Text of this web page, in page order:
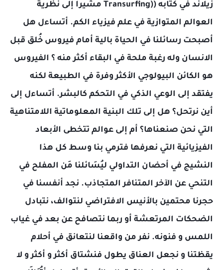
زيلاند في كتابه ((Transurfing مشيرا إلى نظرية
العوالم المتوازية في علم فيزياء الكم. أتساءل هل
أصبحت رسائلنا في الحياة بالية أمام فيروس خُلق قبل
الانسان وله رغبة ملحة في البقاء أكثر منه ؟ الفيروس
هو الكائن البيولوجي الأكثر وفرة في الطبيعة لكنه
يفتقد إلى الوعي الذكي في التحكم كالبشر. أتساءل إلى
أين نرتحل؟ هل إلى تلك البنية المعلوماتية اللامتناهية
التي نحن صنعناها؟ أم إلى عوالم تتخطى الأبعاد
الفيزيائية التي نعرفها فترمي بنا وسط كل هذا
النشيج في أحضان التداولي ليُسَائلنا مَن المفلح في
التنحي عن الآخر المتنافر المتجاذب. نجد أنفسنا في
حجرنا محتمين بالأنيس الافتراضي لنتوالف، نتبادل
الضحكات المرتعشة أو ربما نتصافح عن بعد في غياب
اللمس و فنونه. نفر من واقعنا لنتعانق في أحلام
يقظتنا و نجعل العناق يطول فنشتاق أكثر و أكثر و لا